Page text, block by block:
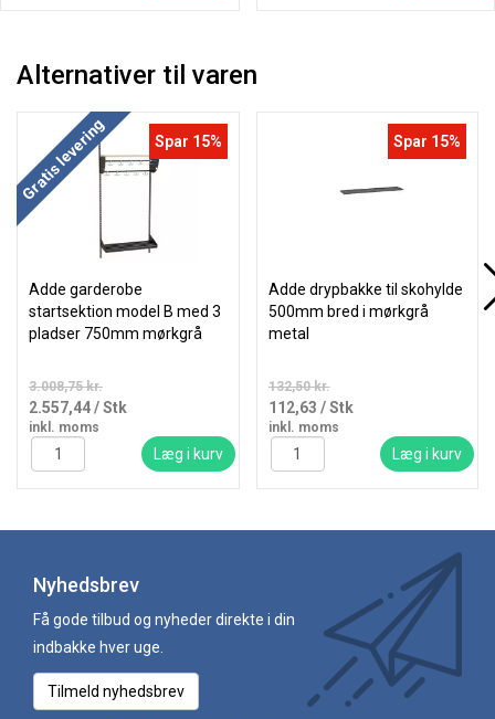
Alternativer til varen
Gratis levering Spar 15%
Adde garderobe
startsektion model B med 3
pladser 750mm mørkgrå
3.008,75 kr.
2.557,44/ Stk
inkl. moms
Læg i kurv
Spar 15%
Adde drypbakke til skohylde
500mm bred i mørkgrå
metal
132,50 kr.
112,63 / Stk
inkl. moms
Læg i kurv
Nyhedsbrev
Få gode tilbud og nyheder direkte i din
indbakke hver uge.
Tilmeld nyhedsbrev